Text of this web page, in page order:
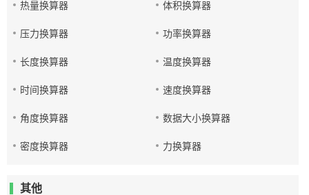
热量换算器 体积换算器
压力换算器 功率换算器
长度换算器 温度换算器
时间换算器 速度换算器
角度换算器 数据大小换算器
密度换算器 力换算器
其他